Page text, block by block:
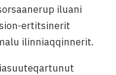
iluani
ertitsinerit
ilinniaqqinnerit.